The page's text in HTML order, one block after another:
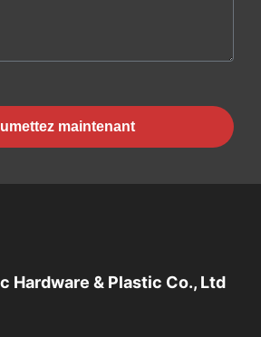
maintenant
Hardware & Plastic Co., Ltd